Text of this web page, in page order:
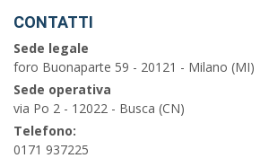
CONTATTI
Sede legale
foro Buonaparte 59 - 20121 - Milano (MI)
Sede operativa
via Po 2 - 12022 - Busca (CN)
Telefono:
0171 937225